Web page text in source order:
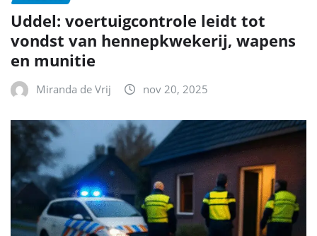
Uddel: voertuigcontrole leidt tot
vondst van hennepkwekerij, wapens
en munitie
Miranda de Vrij nov 20, 2025